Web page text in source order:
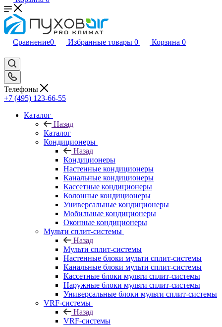
Сравнение0 Избранные товары 0 Корзина 0
Телефоны
+7 (495) 123-66-55
Каталог
Назад
Каталог
Кондиционеры
Назад
Кондиционеры
Настенные кондиционеры
Канальные кондиционеры
Кассетные кондиционеры
Колонные кондиционеры
Универсальные кондиционеры
Мобильные кондиционеры
Оконные кондиционеры
Мульти сплит-системы
Назад
Мульти сплит-системы
Настенные блоки мульти сплит-системы
Канальные блоки мульти сплит-системы
Кассетные блоки мульти сплит-системы
Наружные блоки мульти сплит-системы
Универсальные блоки мульти сплит-системы
VRF-системы
Назад
VRF-системы